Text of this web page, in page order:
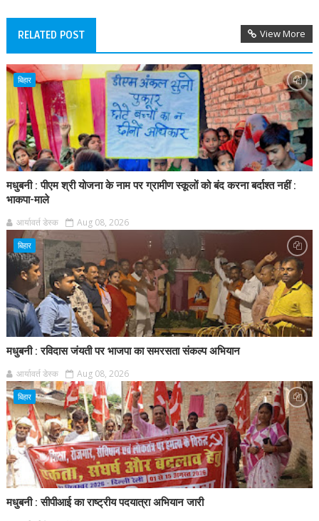
RELATED POST View More
बिहार
मधुबनी : पीएम श्री योजना के नाम पर ग्रामीण स्कूलों को बंद करना बर्दाश्त नहीं :
भाकपा-माले
आर्यावर्त डेस्क Aug 08, 2026
बिहार
मधुबनी : रविदास जंयती पर भाजपा का समरसता संकल्प अभियान
आर्यावर्त डेस्क Aug 08, 2026
बिहार
मधुबनी : सीपीआई का राष्ट्रीय पदयात्रा अभियान जारी